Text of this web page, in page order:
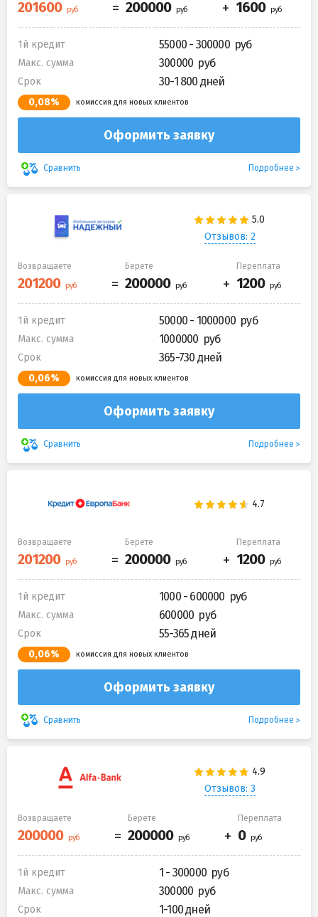
1й кредит 55000 - 300000
Макс. сумма 300000
Срок 30-1 800 дней
0,08% комиссия для новых клиентов
Оформить заявку
Сравнить Подробнее
Отзывов: 2
Возвращаете Берете Переплата
1й кредит 50000 - 1000000
Макс. сумма 1000000
Срок 365-730 дней
0,06% комиссия для новых клиентов
Оформить заявку
Сравнить Подробнее
Возвращаете Берете Переплата
1й кредит 1000 - 600000
Макс. сумма 600000
Срок 55-365 дней
0,06% комиссия для новых клиентов
Оформить заявку
Сравнить Подробнее
Отзывов: 3
Возвращаете Берете Переплата
1й кредит 1 - 300000
Макс. сумма 300000
Срок 1-100 дней